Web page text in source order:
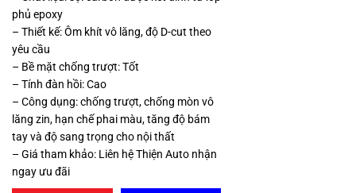
phủ epoxy
– Thiết kế: Ôm khít vô lăng, độ D-cut theo
yêu cầu
– Bề mặt chống trượt: Tốt
– Tính đàn hồi: Cao
– Công dụng: chống trượt, chống mòn vô
lăng zin, hạn chế phai màu, tăng độ bám
tay và độ sang trọng cho nội thất
– Giá tham khảo: Liên hệ Thiện Auto nhận
ngay ưu đãi